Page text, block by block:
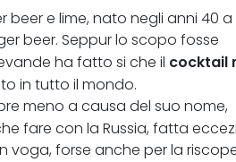
e lime, nato negli anni 40 a
beer. Seppur lo scopo fosse
ha fatto si che il cocktail
in tutto il mondo.
meno a causa del suo nome,
fare con la Russia, fatta
voga, forse anche per la